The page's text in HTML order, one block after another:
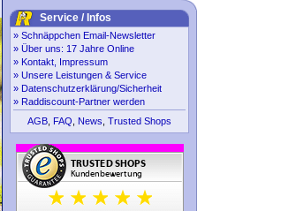
Service / Infos
» Schnäppchen Email-Newsletter
» Über uns: 17 Jahre Online
» Kontakt, Impressum
» Unsere Leistungen & Service
» Datenschutzerklärung/Sicherheit
» Raddiscount-Partner werden
AGB FAQ News Trusted Shops